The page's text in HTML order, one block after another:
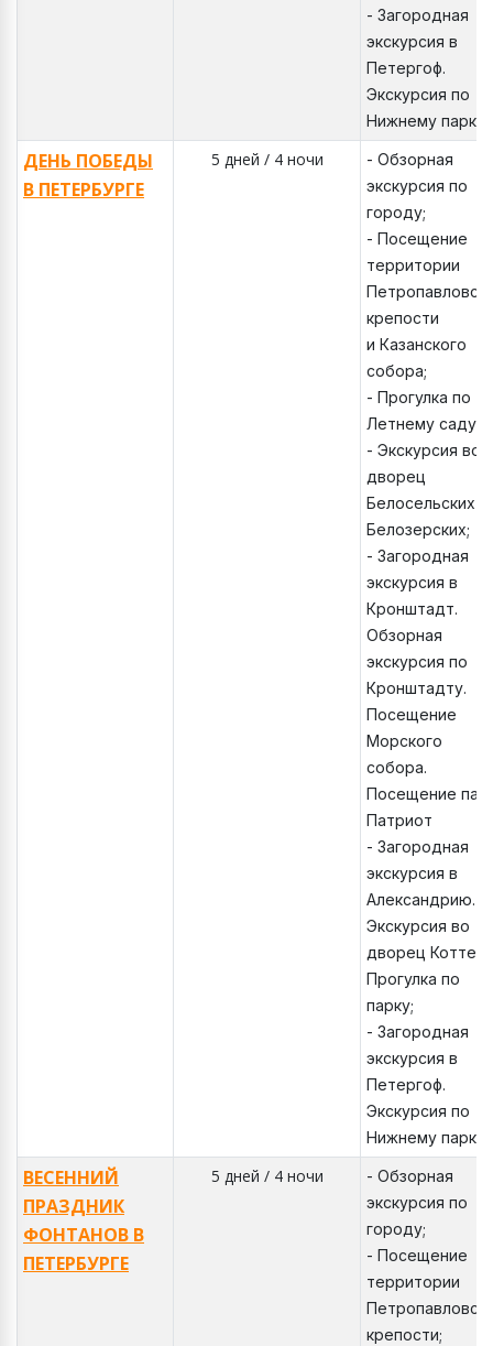
- Загородная
экскурсия в
Петергоф.
Экскурсия по
Нижнему парку.
ДЕНЬ ПОБЕДЫ
В ПЕТЕРБУРГЕ
5 дней / 4 ночи
- Обзорная
экскурсия по
городу;
- Посещение
территории
крепости
и Казанского
собора;
- Прогулка по
Летнему саду;
- Экскурсия во
дворец
Белосельских -
Белозерских;
- Загородная
экскурсия в
Кронштадт.
Обзорная
экскурсия по
Кронштадту.
Посещение
Морского
собора.
Посещение
Патриот
- Загородная
экскурсия в
Александрию.
Экскурсия во
дворец
Прогулка по
парку;
- Загородная
экскурсия в
Петергоф.
Экскурсия по
Нижнему парку.
ВЕСЕННИЙ
ПРАЗДНИК
ФОНТАНОВ В
ПЕТЕРБУРГЕ
5 дней / 4 ночи
- Обзорная
экскурсия по
городу;
- Посещение
территории
крепости;